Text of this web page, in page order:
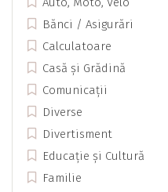
Bănci / Asigurări
Calculatoare
Casă și Grădină
Comunicații
Diverse
Divertisment
Educație și Cultură
Familie